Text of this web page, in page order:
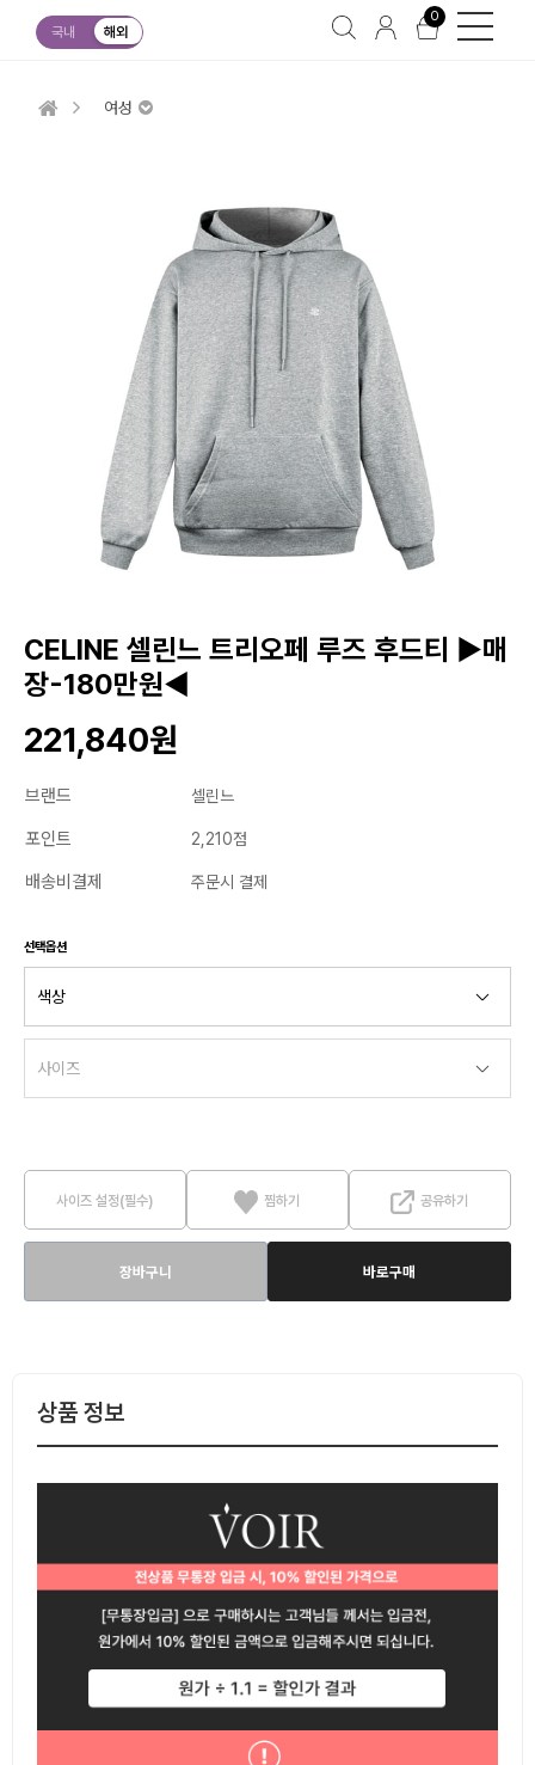
국내 해외
0
여성
CELINE 셀린느 트리오페 루즈 후드티 ▶매
장-180만원◀
221,840원
브랜드 셀린느
포인트 2,210점
배송비결제 주문시 결제
선택옵션
사이즈 설정(필수) 찜하기 공유하기
장바구니 바로구매
상품 정보